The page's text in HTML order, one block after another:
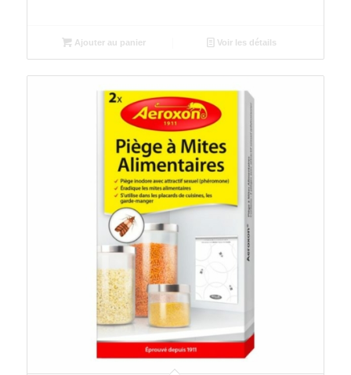
Ajouter au panier Voir les détails